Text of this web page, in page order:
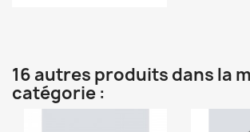
16 autres produits dans la
catégorie :